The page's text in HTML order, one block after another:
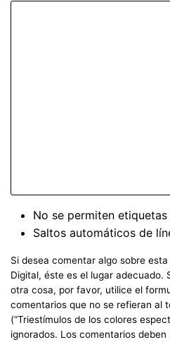
No se permiten etiquetas
Saltos automáticos de
Si desea comentar algo sobre
Digital, éste es el lugar adecuado.
otra cosa, por favor, utilice el
comentarios que no se refieran al
(“Triestímulos de los colores
ignorados. Los comentarios